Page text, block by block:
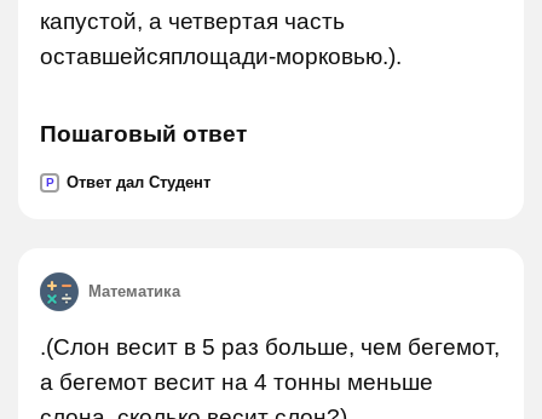
капустой, а четвертая часть
оставшейсяплощади-морковью.).
Пошаговый ответ
P Ответ дал Студент
Математика
.(Слон весит в 5 раз больше, чем бегемот,
а бегемот весит на 4 тонны меньше